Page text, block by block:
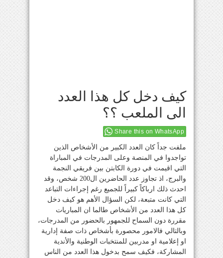
كيف دخل كل هذا العدد
الى الملعب ؟؟
Share this on WhatsApp
ملفت جداً كان العدد الكبير من الأشخاص الذين
تواجدوا في المنصة وعلى المدرجات في المباراة
التي اقيمت في دورة الكابتن بين فريقي النجمة
والبرج، اذ تجاوز عدد الحاضرين ال200 شخص، وقد
احدث ذلك ارباكاً كبيراً للجميع رغم إجراءات التباعد
التي كانت متبعة، لكن السؤال الأهم هو كيف دخل
كل هذا العدد من الأشخاص طالما ان المباريات
مقررة دون السماح للجمهور بالحضور من المدرجات،
وبالتالي فالامور محصورة بأشخاص ذات صفة إدارية
او إعلامية او مدربين للمنتخبات الوطنية والأندية
المشاركة، فكيف سمح بدخول هذا العدد من الناس